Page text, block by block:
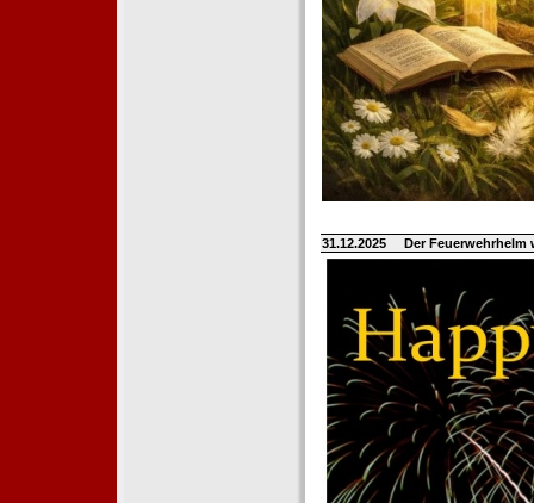
31.12.2025 Der